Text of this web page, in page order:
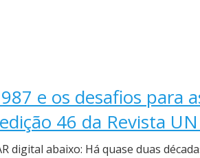
e os desafios para
46 da Revista
digital abaixo: Há quase duas